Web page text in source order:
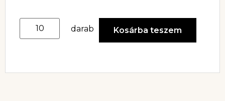
darab Kosárba teszem